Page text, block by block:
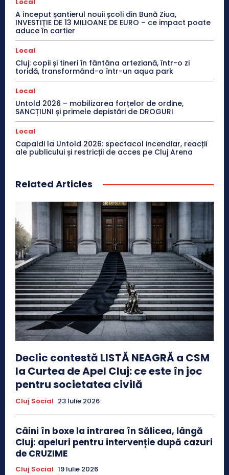
A început șantierul nouii școli din Bună Ziua,
INVESTIȚIE DE 13 MILIOANE DE EURO – ce impact poate
aduce în cartier
Local
Cluj: copii și tineri în fântâna arteziană, într-o zi
toridă, transformând-o într-un aqua park
Local
Untold 2026 – mobilizarea forțelor de ordine,
SANCȚIUNI și primele depistări de DROGURI
Local
Capaldi la Untold 2026: spectacol incendiar, reacții
ale publicului și restricții de acces pe Cluj Arena
Related Articles
Declic contestă LISTĂ NEAGRĂ a CSM
la Curtea de Apel Cluj: ce este în joc
pentru societatea civilă
Cluj Social 23 Iulie 2026
Câini în boxe la intrarea în Sălicea, lângă
Cluj: apeluri pentru intervenție după cazuri
de CRUZIME
Cluj Social 19 Iulie 2026